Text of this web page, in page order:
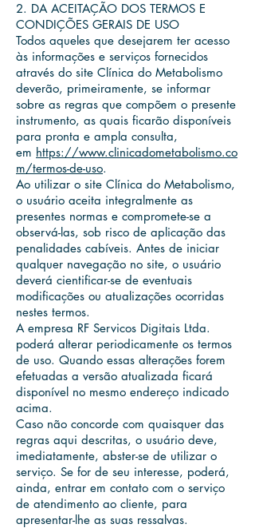
2. DA ACEITAÇÃO DOS TERMOS E
CONDIÇÕES GERAIS DE USO
Todos aqueles que desejarem ter acesso
às informações e serviços fornecidos
através do site Clínica do Metabolismo
deverão, primeiramente, se informar
sobre as regras que compõem o presente
instrumento, as quais ficarão disponíveis
para pronta e ampla consulta,
em https://www.clinicadometabolismo.co
m/termos-de-uso.
Ao utilizar o site Clínica do Metabolismo,
o usuário aceita integralmente as
presentes normas e compromete-se a
observá-las, sob risco de aplicação das
penalidades cabíveis. Antes de iniciar
qualquer navegação no site, o usuário
deverá cientificar-se de eventuais
modificações ou atualizações ocorridas
nestes termos.
A empresa RF Servicos Digitais Ltda.
poderá alterar periodicamente os termos
de uso. Quando essas alterações forem
efetuadas a versão atualizada ficará
disponível no mesmo endereço indicado
acima.
Caso não concorde com quaisquer das
regras aqui descritas, o usuário deve,
imediatamente, abster-se de utilizar o
serviço. Se for de seu interesse, poderá,
ainda, entrar em contato com o serviço
de atendimento ao cliente, para
apresentar-lhe as suas ressalvas.